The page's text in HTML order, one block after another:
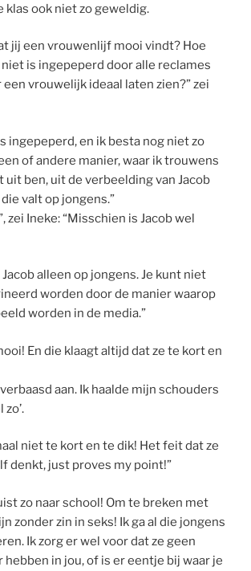
klas ook niet zo geweldig.
jij een vrouwenlijf mooi vindt? Hoe
is ingepeperd door alle reclames
vrouwelijk ideaal laten zien?” zei
ingepeperd, en ik besta nog niet zo
of andere manier, waar ik trouwens
uit ben, uit de verbeelding van Jacob
valt op jongens.”
zei Ineke: “Misschien is Jacob wel
Jacob alleen op jongens. Je kunt niet
worden door de manier waarop
worden in de media.”
En die klaagt altijd dat ze te kort en
aan. Ik haalde mijn schouders
zo’.
niet te kort en te dik! Het feit dat ze
denkt, just proves my point!”
zo naar school! Om te breken met
zonder zin in seks! Ik ga al die jongens
Ik zorg er wel voor dat ze geen
in jou, of is er eentje bij waar je